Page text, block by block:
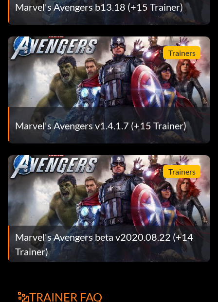
Marvel's Avengers b13.18 (+15 Trainer)
Trainers
Marvel's Avengers v1.4.1.7 (+15 Trainer)
Trainers
Marvel's Avengers beta v2020.08.22 (+14
Trainer)
TRAINER FAQ